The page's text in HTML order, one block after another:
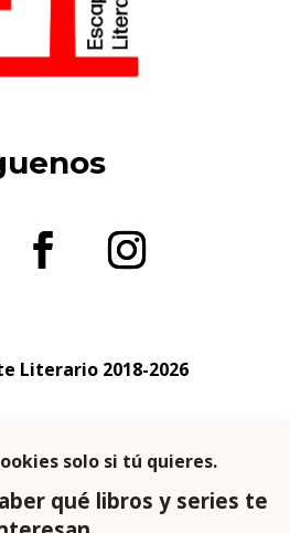
Literario 2018-2026
privacidad